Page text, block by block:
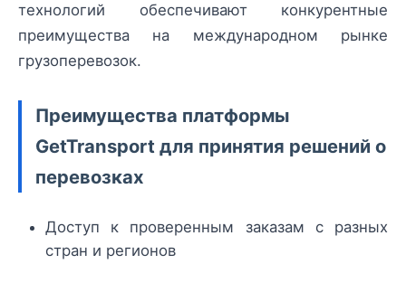
технологий обеспечивают конкурентные
преимущества на международном рынке
грузоперевозок.
Преимущества платформы
GetTransport для принятия решений о
перевозках
Доступ к проверенным заказам с разных
стран и регионов